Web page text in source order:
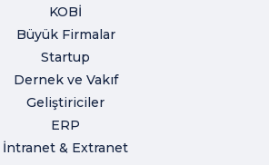
KOBİ
Büyük Firmalar
Startup
Dernek ve Vakıf
Geliştiriciler
ERP
İntranet & Extranet